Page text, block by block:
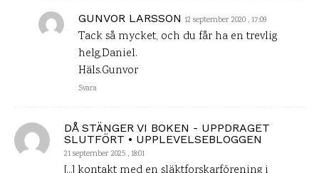
GUNVOR LARSSON 12 september 2020 , 17:09
Tack så mycket, och du får ha en trevlig
helg,Daniel.
Häls.Gunvor
Svara
DÅ STÄNGER VI BOKEN - UPPDRAGET
SLUTFÖRT • UPPLEVELSEBLOGGEN
21 september 2025 , 18:01